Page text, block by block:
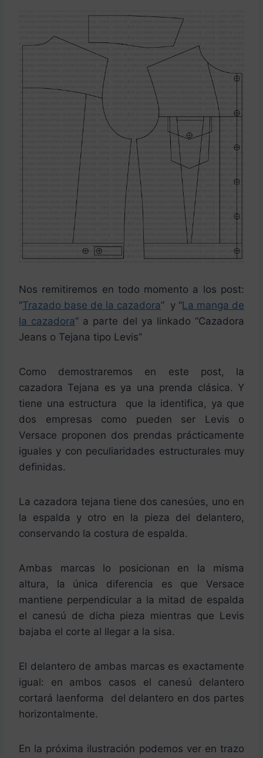
Nos remitiremos en todo momento a los post:
“Trazado base de la cazadora” y “La manga de
la cazadora” a parte del ya linkado “Cazadora
Jeans o Tejana tipo Levis”
Como demostraremos en este post, la
cazadora Tejana es ya una prenda clásica. Y
tiene una estructura que la identifica, ya que
dos empresas como pueden ser Levis o
Versace proponen dos prendas prácticamente
iguales y con peculiaridades estructurales muy
definidas.
La cazadora tejana tiene dos canesúes, uno en
la espalda y otro en la pieza del delantero,
conservando la costura de espalda.
Ambas marcas lo posicionan en la misma
altura, la única diferencia es que Versace
mantiene perpendicular a la mitad de espalda
el canesú de dicha pieza mientras que Levis
bajaba el corte al llegar a la sisa.
El delantero de ambas marcas es exactamente
igual: en ambos casos el canesú delantero
cortará laenforma del delantero en dos partes
horizontalmente.
En la próxima ilustración podemos ver en trazo